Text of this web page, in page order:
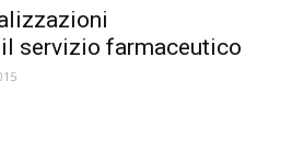
servizio farmaceutico